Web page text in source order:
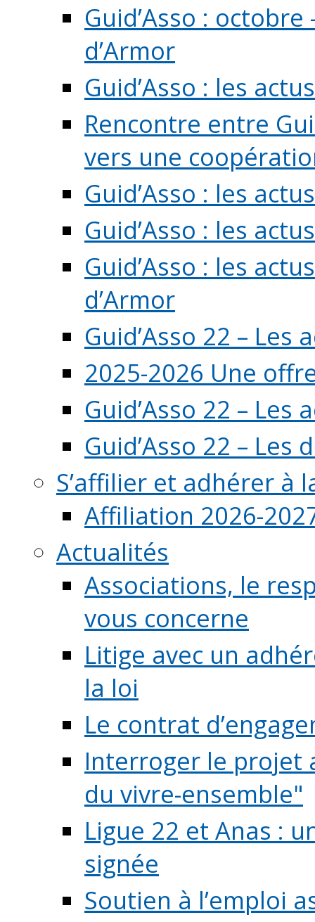
Guid’Asso :
d’Armor
Guid’Asso : les
Rencontre entre
vers une
Guid’Asso : les
Guid’Asso : les
Guid’Asso : les
d’Armor
Guid’Asso 22 – Les
2025-2026 Une
Guid’Asso 22 –
Guid’Asso 22 – Les
S’affilier et adhérer à
Affiliation 2026-
Actualités
Associations, le
vous concerne
Litige avec un
la loi
Le contrat
Interroger le projet
du vivre-ensemble"
Ligue 22 et Anas :
signée
Soutien à l’emploi